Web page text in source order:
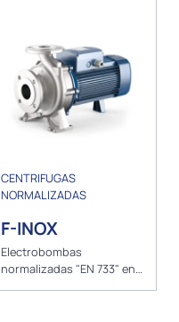
CENTRIFUGAS
NORMALIZADAS
F-INOX
Electrobombas
normalizadas "EN 733" en